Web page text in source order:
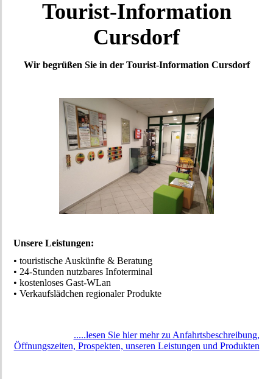
Tourist-Information
Cursdorf
Wir begrüßen Sie in der Tourist-Information Cursdorf
Unsere Leistungen:
• touristische Auskünfte & Beratung
• 24-Stunden nutzbares Infoterminal
• kostenloses Gast-WLan
• Verkaufslädchen regionaler Produkte
.....lesen Sie hier mehr zu Anfahrtsbeschreibung,
Öffnungszeiten, Prospekten, unseren Leistungen und Produkten